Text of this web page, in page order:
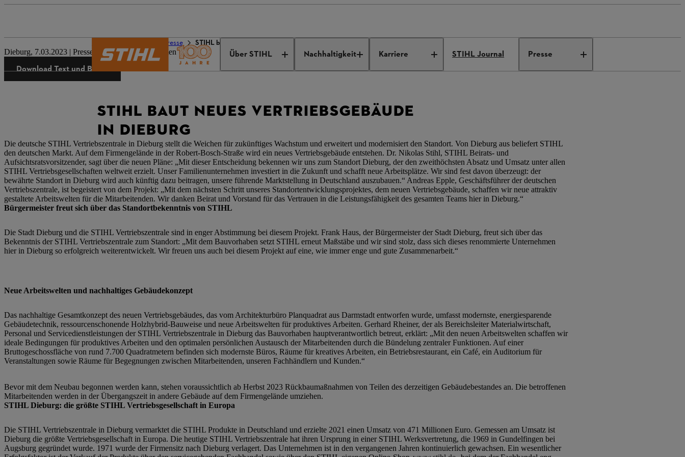
Über STIHL Nachhaltigkeit Karriere STIHL Journal Presse
Presse STIHL baut neues Vertriebsgebäude in Dieburg
Dieburg, 7.03.2023 | Presseinformation Unternehmen
Download Text und Bilder
STIHL BAUT NEUES VERTRIEBSGEBÄUDE
IN DIEBURG
Die deutsche STIHL Vertriebszentrale in Dieburg stellt die Weichen für zukünftiges Wachstum und erweitert und modernisiert den Standort. Von Dieburg aus beliefert STIHL
den deutschen Markt. Auf dem Firmengelände in der Robert-Bosch-Straße wird ein neues Vertriebsgebäude entstehen. Dr. Nikolas Stihl, STIHL Beirats- und
Aufsichtsratsvorsitzender, sagt über die neuen Pläne: „Mit dieser Entscheidung bekennen wir uns zum Standort Dieburg, der den zweithöchsten Absatz und Umsatz unter allen
STIHL Vertriebsgesellschaften weltweit erzielt. Unser Familienunternehmen investiert in die Zukunft und schafft neue Arbeitsplätze. Wir sind fest davon überzeugt: der
bewährte Standort in Dieburg wird auch künftig dazu beitragen, unsere führende Marktstellung in Deutschland auszubauen.“ Andreas Epple, Geschäftsführer der deutschen
Vertriebszentrale, ist begeistert von dem Projekt: „Mit dem nächsten Schritt unseres Standortentwicklungsprojektes, dem neuen Vertriebsgebäude, schaffen wir neue attraktiv
gestaltete Arbeitswelten für die Mitarbeitenden. Wir danken Beirat und Vorstand für das Vertrauen in die Leistungsfähigkeit des gesamten Teams hier in Dieburg.“
Bürgermeister freut sich über das Standortbekenntnis von STIHL
Die Stadt Dieburg und die STIHL Vertriebszentrale sind in enger Abstimmung bei diesem Projekt. Frank Haus, der Bürgermeister der Stadt Dieburg, freut sich über das
Bekenntnis der STIHL Vertriebszentrale zum Standort: „Mit dem Bauvorhaben setzt STIHL erneut Maßstäbe und wir sind stolz, dass sich dieses renommierte Unternehmen
hier in Dieburg so erfolgreich weiterentwickelt. Wir freuen uns auch bei diesem Projekt auf eine, wie immer enge und gute Zusammenarbeit.“
Neue Arbeitswelten und nachhaltiges Gebäudekonzept
Das nachhaltige Gesamtkonzept des neuen Vertriebsgebäudes, das vom Architekturbüro Planquadrat aus Darmstadt entworfen wurde, umfasst modernste, energiesparende
Gebäudetechnik, ressourcenschonende Holzhybrid-Bauweise und neue Arbeitswelten für produktives Arbeiten. Gerhard Rheiner, der als Bereichsleiter Materialwirtschaft,
Personal und Servicedienstleistungen der STIHL Vertriebszentrale in Dieburg das Bauvorhaben hauptverantwortlich betreut, erklärt: „Mit den neuen Arbeitswelten schaffen wir
ideale Bedingungen für produktives Arbeiten und den optimalen persönlichen Austausch der Mitarbeitenden durch die Bündelung zentraler Funktionen. Auf einer
Bruttogeschossfläche von rund 7.700 Quadratmetern befinden sich modernste Büros, Räume für kreatives Arbeiten, ein Betriebsrestaurant, ein Café, ein Auditorium für
Veranstaltungen sowie Räume für Begegnungen zwischen Mitarbeitenden, unseren Fachhändlern und Kunden.“
Bevor mit dem Neubau begonnen werden kann, stehen voraussichtlich ab Herbst 2023 Rückbaumaßnahmen von Teilen des derzeitigen Gebäudebestandes an. Die betroffenen
Mitarbeitenden werden in der Übergangszeit in andere Gebäude auf dem Firmengelände umziehen.
STIHL Dieburg: die größte STIHL Vertriebsgesellschaft in Europa
Die STIHL Vertriebszentrale in Dieburg vermarktet die STIHL Produkte in Deutschland und erzielte 2021 einen Umsatz von 471 Millionen Euro. Gemessen am Umsatz ist
Dieburg die größte Vertriebsgesellschaft in Europa. Die heutige STIHL Vertriebszentrale hat ihren Ursprung in einer STIHL Werksvertretung, die 1969 in Gundelfingen bei
Augsburg gegründet wurde. 1971 wurde der Firmensitz nach Dieburg verlagert. Das Unternehmen ist in den vergangenen Jahren kontinuierlich gewachsen. Ein wesentlicher